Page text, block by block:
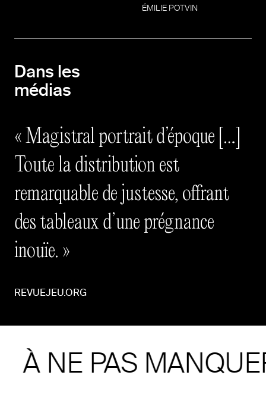
ÉMILIE POTVIN
Dans les
médias
Magistral portrait d’époque […]
Toute la distribution est
remarquable de justesse, offrant
des tableaux d’une prégnance
inouïe.
REVUEJEU.ORG
À NE PAS